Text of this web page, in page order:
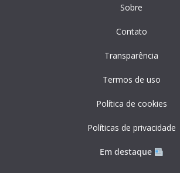
Sobre
Contato
Transparência
Termos de uso
Política de cookies
Políticas de privacidade
Em destaque